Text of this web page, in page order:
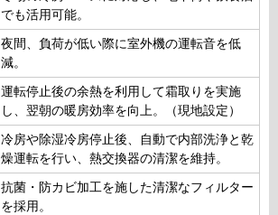
でも活用可能。
夜間、負荷が低い際に室外機の運転音を低
減。
運転停止後の余熱を利用して霜取りを実施
し、翌朝の暖房効率を向上。（現地設定）
冷房や除湿冷房停止後、自動で内部洗浄と乾
燥運転を行い、熱交換器の清潔を維持。
抗菌・防カビ加工を施した清潔なフィルター
を採用。